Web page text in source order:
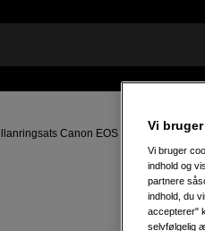
Canon EOS /EF/EF-S
Vi
Vi bruger
indhold og
partnere
indhold, du
accepterer"
selvfølgelig